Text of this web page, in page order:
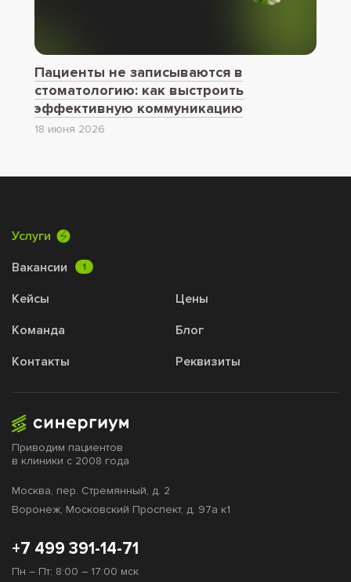
Пациенты не записываются в
стоматологию: как выстроить
эффективную коммуникацию
18 июня 2026
Приводим пациентов
в клиники с 2008 года
Москва, пер. Стремянный, д. 2
Воронеж, Московский Проспект, д. 97а к1
Услуги
Вакансии
1
Кейсы
Цены
Команда
Блог
Контакты
Реквизиты
+7 499 391-14-71
Пн – Пт: 8:00 – 17:00 мск